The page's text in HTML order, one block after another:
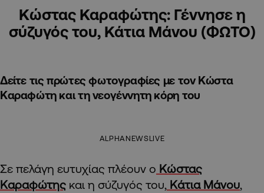
Κώστας Καραφώτης: Γέννησε η
σύζυγός του, Κάτια Μάνου (ΦΩΤΟ)
Δείτε τις πρώτες φωτογραφίες με τον Κώστα
Καραφώτη και τη νεογέννητη κόρη του
ALPHANEWSLIVE
Σε πελάγη ευτυχίας πλέουν ο Κώστας
Καραφώτης και η σύζυγός του, Κάτια Μάνου,